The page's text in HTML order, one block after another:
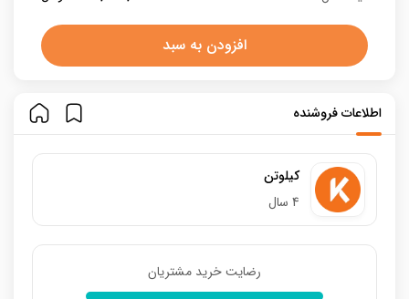
افزودن به سبد
اطلاعات فروشنده
کیلوتن
4 سال
رضایت خرید مشتریان